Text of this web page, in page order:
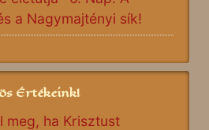
a Nagymajtényi sík!
Értékeink!
meg, ha Krisztust